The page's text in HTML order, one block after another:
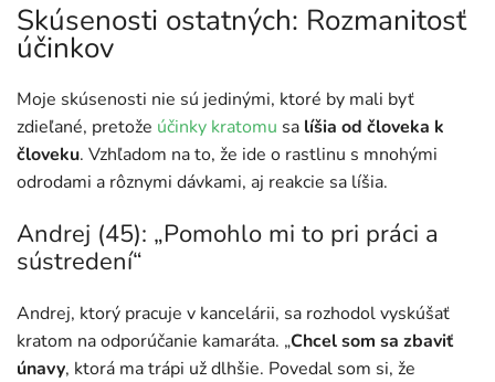
Skúsenosti ostatných: Rozmanitosť
účinkov
Moje skúsenosti nie sú jedinými, ktoré by mali byť
zdieľané, pretože účinky kratomu sa líšia od človeka k
človeku. Vzhľadom na to, že ide o rastlinu s mnohými
odrodami a rôznymi dávkami, aj reakcie sa líšia.
Andrej (45): „Pomohlo mi to pri práci a
sústredení“
Andrej, ktorý pracuje v kancelárii, sa rozhodol vyskúšať
kratom na odporúčanie kamaráta. „Chcel som sa zbaviť
únavy, ktorá ma trápi už dlhšie. Povedal som si, že